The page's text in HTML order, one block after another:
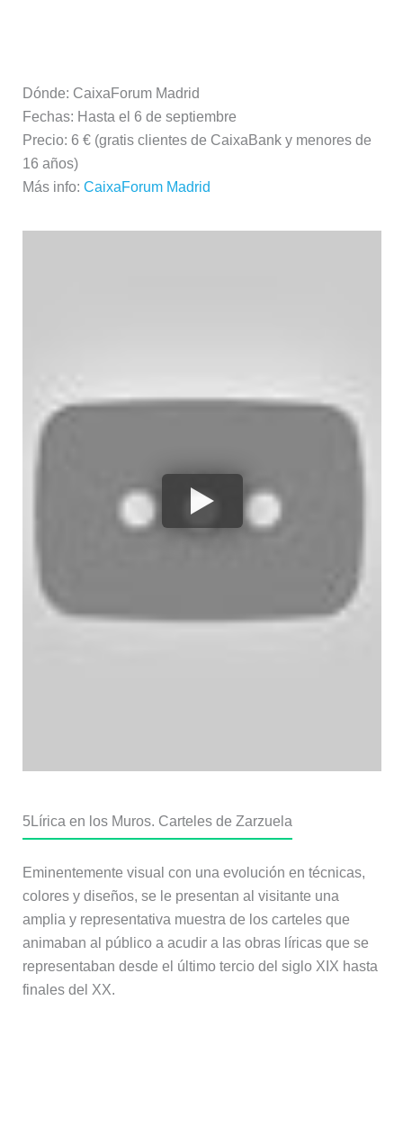
Dónde: CaixaForum Madrid
Fechas: Hasta el 6 de septiembre
Precio: 6 € (gratis clientes de CaixaBank y menores de
16 años)
Más info: CaixaForum Madrid
5 Lírica en los Muros. Carteles de Zarzuela
Eminentemente visual con una evolución en técnicas,
colores y diseños, se le presentan al visitante una
amplia y representativa muestra de los carteles que
animaban al público a acudir a las obras líricas que se
representaban desde el último tercio del siglo XIX hasta
finales del XX.